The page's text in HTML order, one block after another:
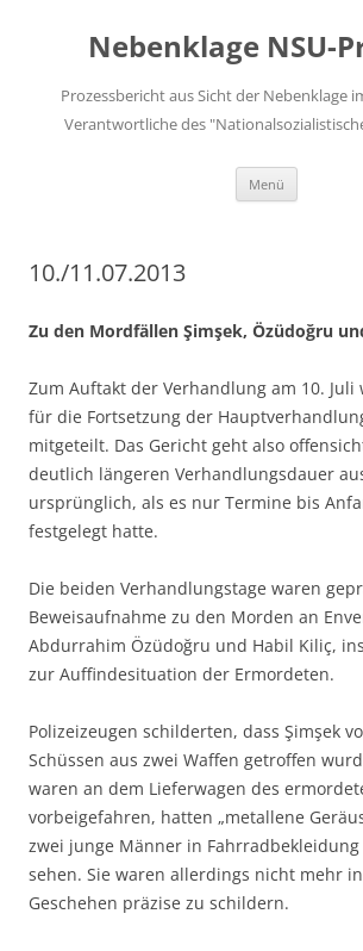
springenNebenklage NSU-
Prozessbericht aus Sicht der Nebenklage
Verantwortliche des
Menü
10./11.07.2013
Zu den Mordfällen Şimşek, Özüdoğru
Zum Auftakt der Verhandlung am 10. Juli
für die Fortsetzung der
mitgeteilt. Das Gericht geht also
deutlich längeren Verhandlungsdauer
ursprünglich, als es nur Termine bis
festgelegt hatte.
Die beiden Verhandlungstage waren
Beweisaufnahme zu den Morden an
Abdurrahim Özüdoğru und Habil Kiliç,
zur Auffindesituation der Ermordeten.
Polizeizeugen schilderten, dass Şimşek
Schüssen aus zwei Waffen getroffen
waren an dem Lieferwagen des
vorbeigefahren, hatten „metallene
zwei junge Männer in
sehen. Sie waren allerdings nicht mehr
Geschehen präzise zu schildern.